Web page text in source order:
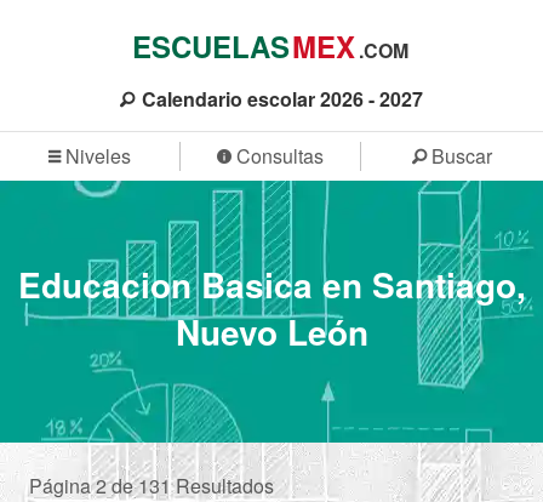
ESCUELASMEX.COM
Calendario escolar 2026 - 2027
Niveles Consultas Buscar
Educacion Basica en Santiago,
Nuevo León
Página 2 de 131 Resultados